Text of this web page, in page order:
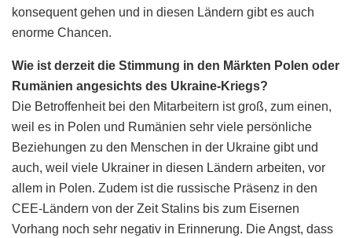
konsequent gehen und in diesen Ländern gibt es auch
enorme Chancen.
Wie ist derzeit die Stimmung in den Märkten Polen oder
Rumänien angesichts des Ukraine-Kriegs?
Die Betroffenheit bei den Mitarbeitern ist groß, zum einen,
weil es in Polen und Rumänien sehr viele persönliche
Beziehungen zu den Menschen in der Ukraine gibt und
auch, weil viele Ukrainer in diesen Ländern arbeiten, vor
allem in Polen. Zudem ist die russische Präsenz in den
CEE-Ländern von der Zeit Stalins bis zum Eisernen
Vorhang noch sehr negativ in Erinnerung. Die Angst, dass